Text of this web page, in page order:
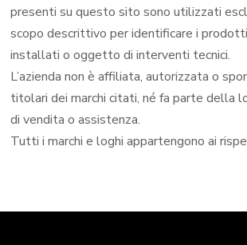
presenti su questo sito sono utilizzati
scopo descrittivo per identificare i
installati o oggetto di interventi tecnici.
L’azienda non è affiliata, autorizzata o
titolari dei marchi citati, né fa parte della
di vendita o assistenza.
Tutti i marchi e loghi appartengono ai